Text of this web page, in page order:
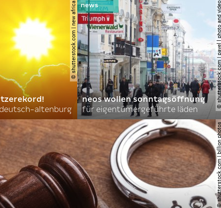
© shutterstock.com | new africa
altenburg
©
neos wollen sonntagsöffnung
für eigentümergeführte läden
©